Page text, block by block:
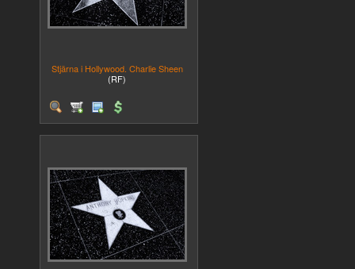
Stjärna i Hollywood. Charlie Sheen
(RF)